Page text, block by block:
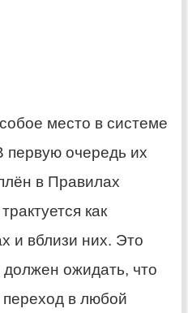
место в системе
первую очередь их
в Правилах
как
и вблизи них. Это
должен ожидать, что
в любой